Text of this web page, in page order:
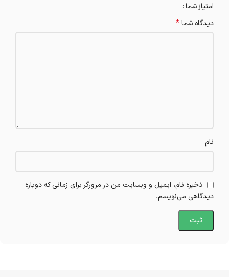
امتیاز شما
دیدگاه شما*
نام
ذخیره نام، ایمیل و وبسایت من در مرورگر برای زمانی که دوباره
دیدگاهی می‌نویسم.